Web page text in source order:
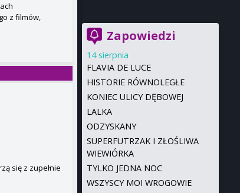
z filmów,
się z zupełnie
Zapowiedzi
14 sierpnia
FLAVIA DE LUCE
HISTORIE RÓWNOLEGŁE
KONIEC ULICY DĘBOWEJ
LALKA
ODZYSKANY
SUPERFUTRZAK I ZŁOŚLIWA
WIEWIÓRKA
TYLKO JEDNA NOC
WSZYSCY MOI WROGOWIE